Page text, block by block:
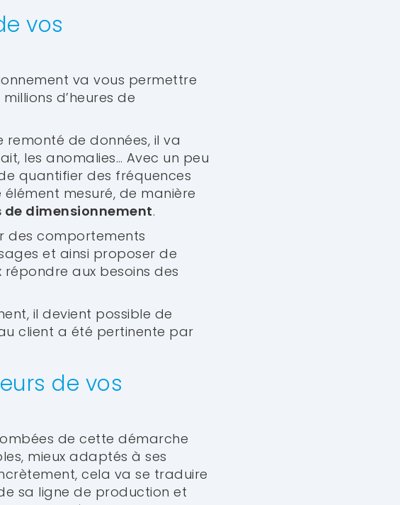
vos
va vous permettre
d’heures de
de données, il va
les anomalies… Avec un peu
quantifier des fréquences
mesuré, de manière
de dimensionnement.
des comportements
et ainsi proposer de
répondre aux besoins des
il devient possible de
client a été pertinente par
de vos
de cette démarche
mieux adaptés à ses
cela va se traduire
sa ligne de production et